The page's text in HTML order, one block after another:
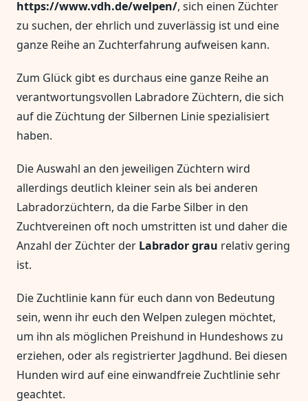
https://www.vdh.de/welpen/, sich einen Züchter
zu suchen, der ehrlich und zuverlässig ist und eine
ganze Reihe an Zuchterfahrung aufweisen kann.
Zum Glück gibt es durchaus eine ganze Reihe an
verantwortungsvollen Labradore Züchtern, die sich
auf die Züchtung der Silbernen Linie spezialisiert
haben.
Die Auswahl an den jeweiligen Züchtern wird
allerdings deutlich kleiner sein als bei anderen
Labradorzüchtern, da die Farbe Silber in den
Zuchtvereinen oft noch umstritten ist und daher die
Anzahl der Züchter der Labrador grau relativ gering
ist.
Die Zuchtlinie kann für euch dann von Bedeutung
sein, wenn ihr euch den Welpen zulegen möchtet,
um ihn als möglichen Preishund in Hundeshows zu
erziehen, oder als registrierter Jagdhund. Bei diesen
Hunden wird auf eine einwandfreie Zuchtlinie sehr
geachtet.